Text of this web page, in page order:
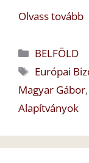
Olvass tovább
Kategória
BELFÖLD
Címkék
Európai
Magyar Gábor,
Alapítványok